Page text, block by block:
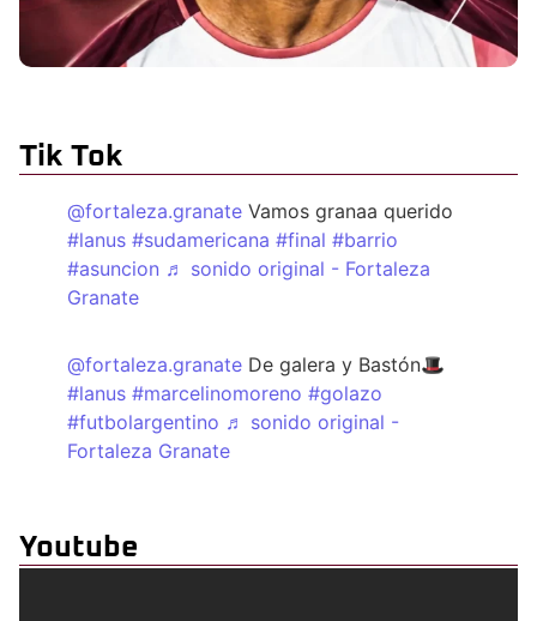
Tik Tok
@fortaleza.granate Vamos granaa querido
#lanus #sudamericana #final #barrio
#asuncion ♬ sonido original - Fortaleza
Granate
@fortaleza.granate De galera y Bastón🎩
#lanus #marcelinomoreno #golazo
#futbolargentino ♬ sonido original -
Fortaleza Granate
Youtube